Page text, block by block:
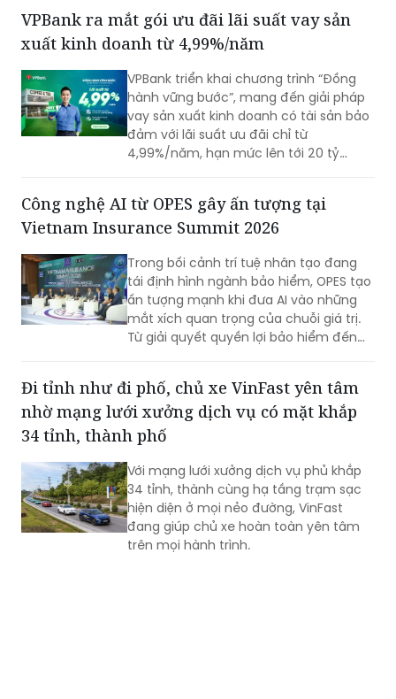
nghiệp.
VPBank ra mắt gói ưu đãi lãi suất vay sản
xuất kinh doanh từ 4,99%/năm
VPBank triển khai chương trình “Đồng
hành vững bước”, mang đến giải pháp
vay sản xuất kinh doanh có tài sản bảo
đảm với lãi suất ưu đãi chỉ từ
4,99%/năm, hạn mức lên tới 20 tỷ
nhanh chóng chỉ 1 phút, đây được đánh
giá là giải pháp nguồn vốn tối ưu cho
Công nghệ AI từ OPES gây ấn tượng tại
Vietnam Insurance Summit 2026
Trong bối cảnh trí tuệ nhân tạo đang
tái định hình ngành bảo hiểm, OPES tạo
ấn tượng mạnh khi đưa AI vào những
mắt xích quan trọng của chuỗi giá trị.
Từ giải quyết quyền lợi bảo hiểm đến
hiệu quả và liên tục tối ưu để biến AI
thành động lực tăng trưởng bền vững.
Đi tỉnh như đi phố, chủ xe VinFast yên tâm
nhờ mạng lưới xưởng dịch vụ có mặt khắp
34 tỉnh, thành phố
Với mạng lưới xưởng dịch vụ phủ khắp
34 tỉnh, thành cùng hạ tầng trạm sạc
hiện diện ở mọi nẻo đường, VinFast
đang giúp chủ xe hoàn toàn yên tâm
trên mọi hành trình.